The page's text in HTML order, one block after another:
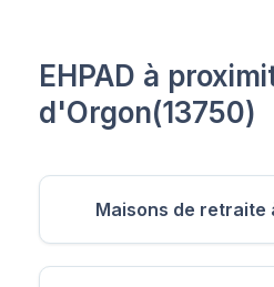
EHPAD à
d'Orgon(13750)
Maisons de retraite